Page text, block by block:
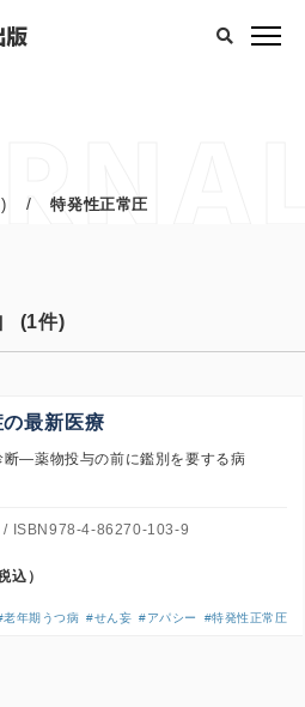
/ 特発性正常圧
(1件)
最新医療
断―薬物投与の前に鑑別を要する病
ISBN978-4-86270-103-9
込）
老年期うつ病 #せん妄 #アパシー #特発性正常圧